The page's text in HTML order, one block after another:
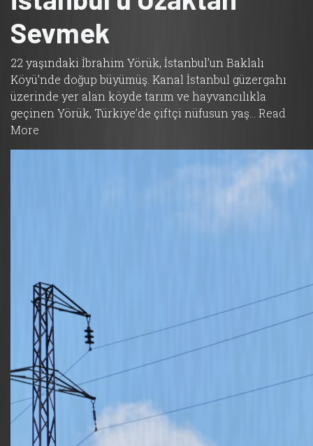
Sevmek
22 yaşındaki İbrahim Yörük, İstanbul’un Baklalı
Köyü’nde doğup büyümüş. Kanal İstanbul güzergahı
üzerinde yer alan köyde tarım ve hayvancılıkla
geçinen Yörük, Türkiye’de çiftçi nüfusun yaş… Read
More